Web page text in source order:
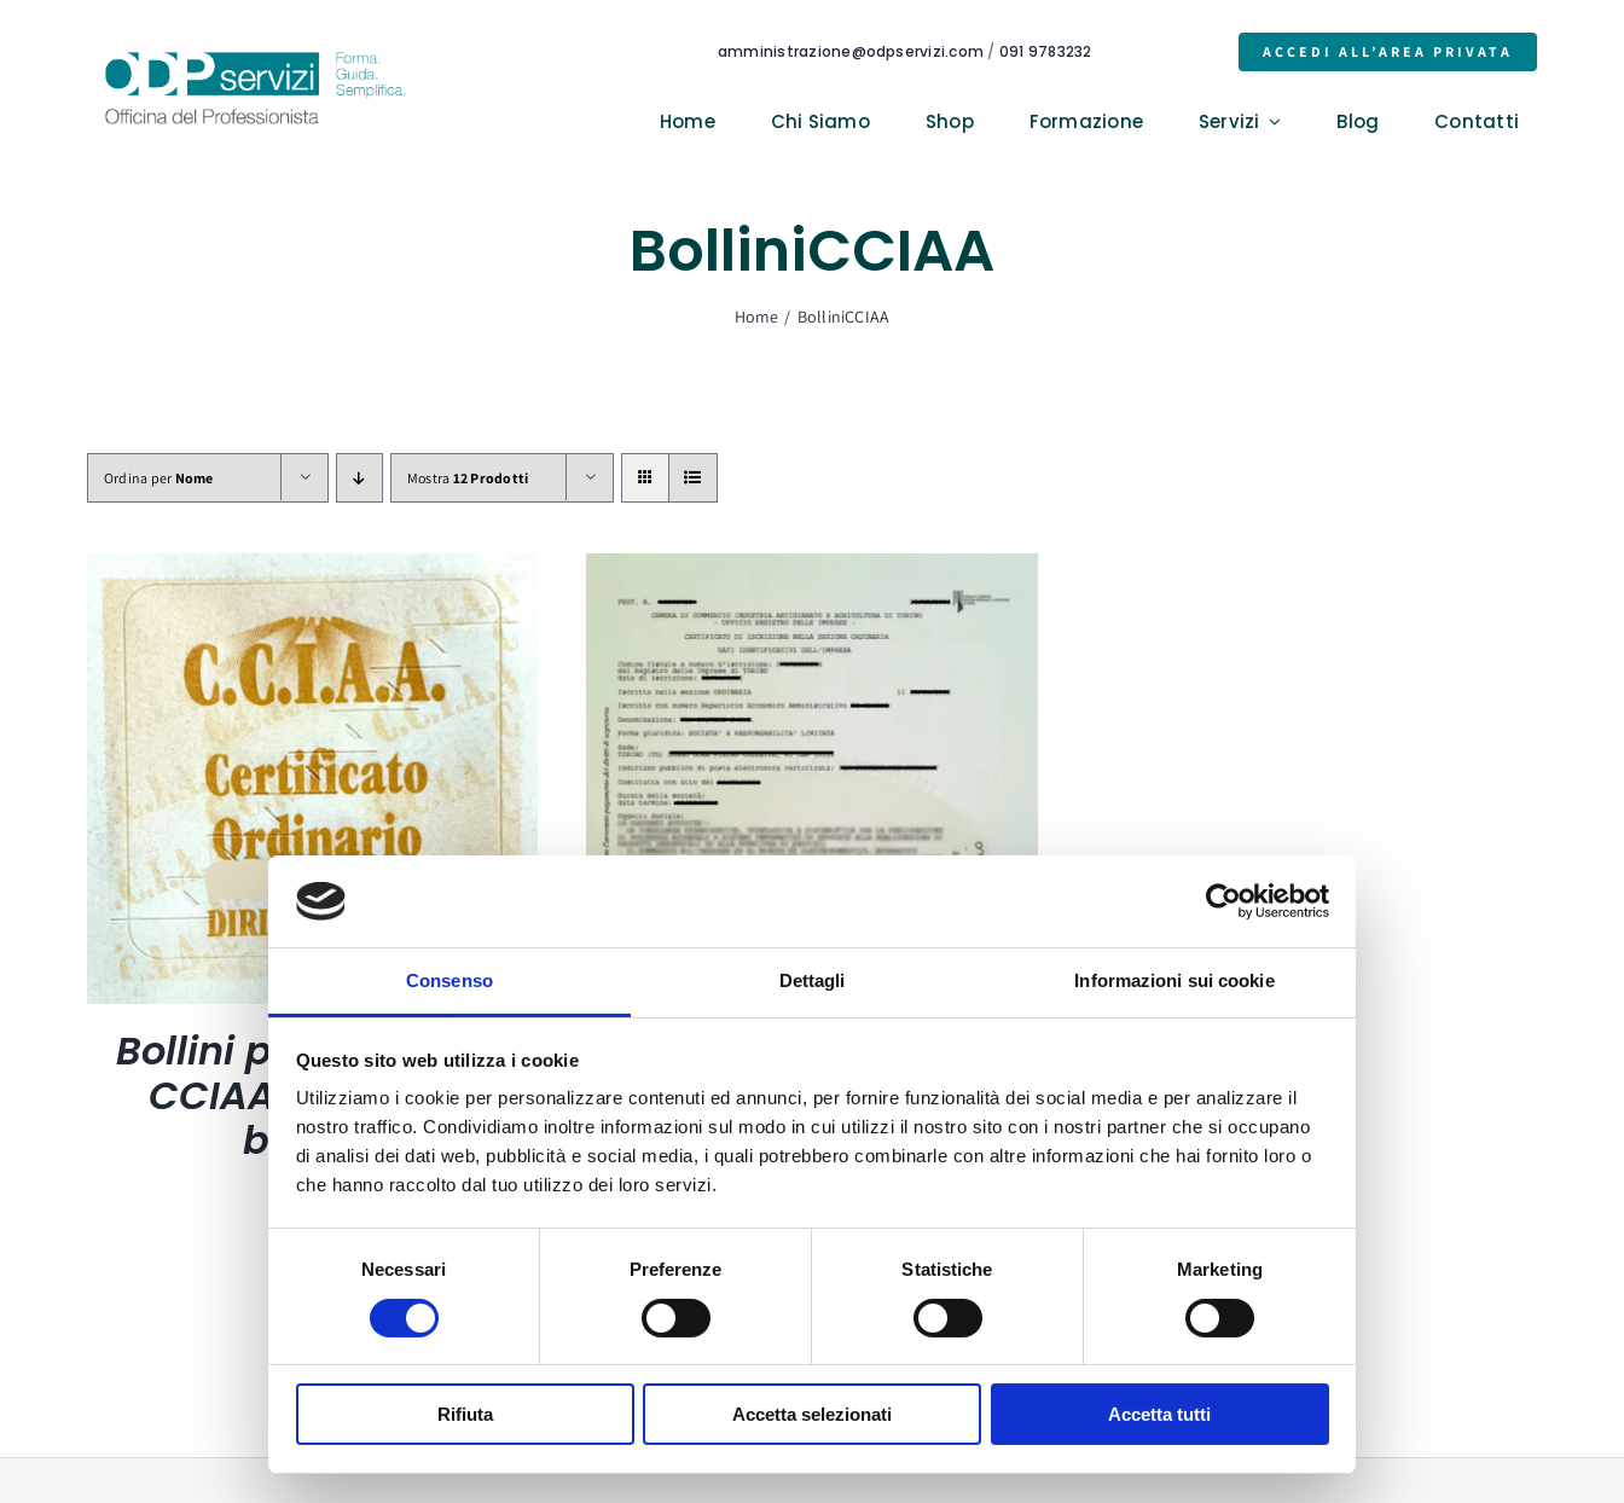
Consenso Dettagli Informazioni sui cookie
Questo sito web utilizza i cookie
Utilizziamo i cookie per personalizzare contenuti ed annunci, per fornire funzionalità dei social media e per analizzare il
nostro traffico. Condividiamo inoltre informazioni sul modo in cui utilizzi il nostro sito con i nostri partner che si occupano
di analisi dei dati web, pubblicità e social media, i quali potrebbero combinarle con altre informazioni che hai fornito loro o
che hanno raccolto dal tuo utilizzo dei loro servizi.
Necessari Preferenze Statistiche Marketing
Rifiuta Accetta selezionati Accetta tutti
amministrazione@odpservizi.com / 091 9783232 ACCEDI ALL’AREA PRIVATA
Home Chi Siamo Shop Formazione Servizi Blog Contatti
BolliniCCIAA
Home BolliniCCIAA
Ordina per Nome Mostra 12 Prodotti
Bollini per certificati
CCIAA (foglio 40
bollini)
4,03 €
Carta Filigranata